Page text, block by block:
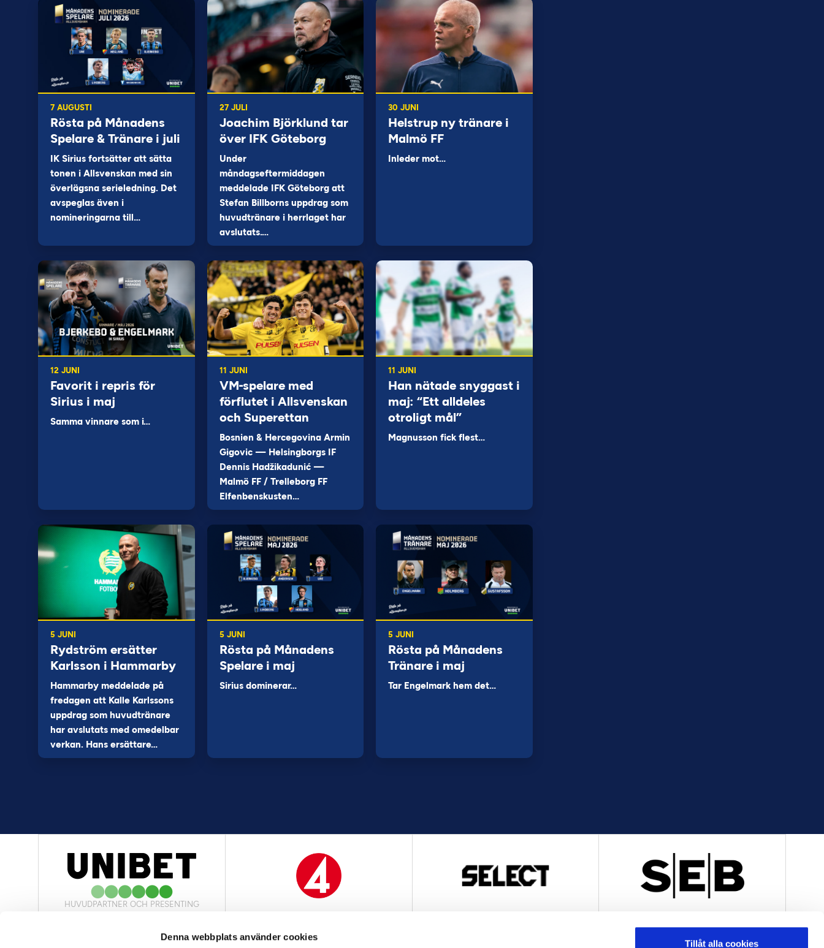
Denna webbplats använder cookies
Tillåt alla cookies
7 AUGUSTI
Rösta på Månadens
Spelare & Tränare i juli
IK Sirius fortsätter att sätta
tonen i Allsvenskan med sin
överlägsna serieledning. Det
avspeglas även i
nomineringarna till…
27 JULI
Joachim Björklund tar
över IFK Göteborg
Under
måndagseftermiddagen
meddelade IFK Göteborg att
Stefan Billborns uppdrag som
huvudtränare i herrlaget har
avslutats.…
30 JUNI
Helstrup ny tränare i
Malmö FF
Inleder mot…
12 JUNI
Favorit i repris för
Sirius i maj
Samma vinnare som i…
11 JUNI
VM-spelare med
förflutet i Allsvenskan
och Superettan
Bosnien & Hercegovina Armin
Gigovic — Helsingborgs IF
Dennis Hadžikadunić —
Malmö FF / Trelleborg FF
Elfenbenskusten…
11 JUNI
Han nätade snyggast i
maj: “Ett alldeles
otroligt mål”
Magnusson fick flest…
5 JUNI
Rydström ersätter
Karlsson i Hammarby
Hammarby meddelade på
fredagen att Kalle Karlssons
uppdrag som huvudtränare
har avslutats med omedelbar
verkan. Hans ersättare…
5 JUNI
Rösta på Månadens
Spelare i maj
Sirius dominerar…
5 JUNI
Rösta på Månadens
Tränare i maj
Tar Engelmark hem det…
HUVUDPARTNER OCH PRESENTING